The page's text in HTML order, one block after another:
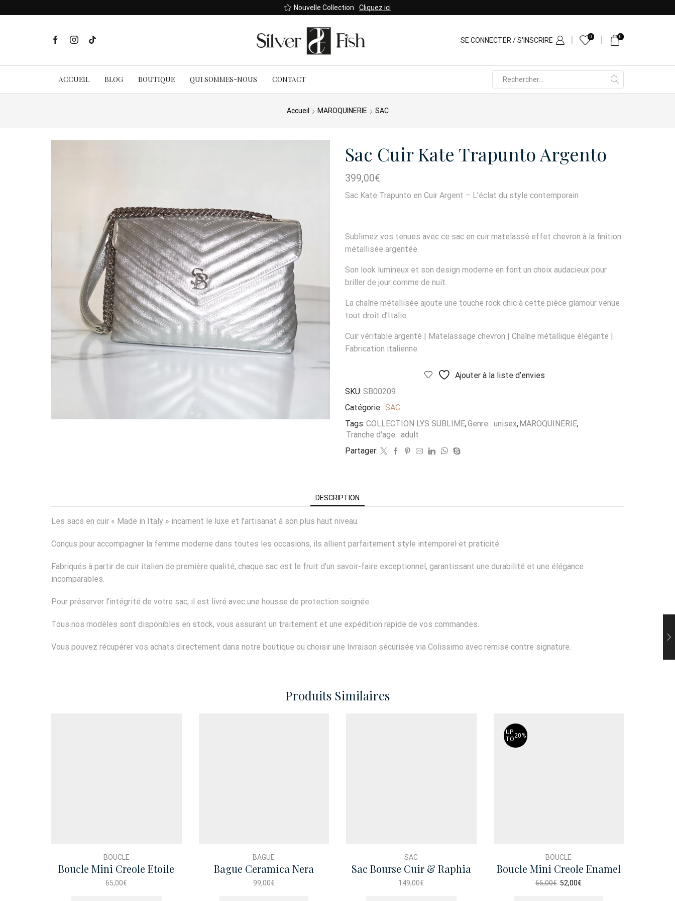
Nouvelle Collection Cliquez ici
SE CONNECTER / S'INSCRIRE 0 0
ACCUEIL BLOG BOUTIQUE QUI SOMMES-NOUS CONTACT
input
Accueil MAROQUINERIE SAC
Sac Cuir Kate Trapunto Argento
399,00€
Sac Kate Trapunto en Cuir Argent – L’éclat du style contemporain
Sublimez vos tenues avec ce sac en cuir matelassé effet chevron à la finition
métallisée argentée.
Son look lumineux et son design moderne en font un choix audacieux pour
briller de jour comme de nuit.
La chaîne métallisée ajoute une touche rock chic à cette pièce glamour venue
tout droit d’Italie.
Cuir véritable argenté | Matelassage chevron | Chaîne métallique élégante |
Fabrication italienne
Ajouter à la liste d’envies
SKU: SB00209
Catégorie: SAC
Tags: COLLECTION LYS SUBLIME,Genre : unisex, MAROQUINERIE,
Tranche d'age : adult
Partager:
DESCRIPTION
Les sacs en cuir « Made in Italy » incarnent le luxe et l’artisanat à son plus haut niveau.
Conçus pour accompagner la femme moderne dans toutes les occasions, ils allient parfaitement style intemporel et praticité.
Fabriqués à partir de cuir italien de première qualité, chaque sac est le fruit d’un savoir-faire exceptionnel, garantissant une durabilité et une élégance
incomparables.
Pour préserver l’intégrité de votre sac, il est livré avec une housse de protection soignée.
Tous nos modèles sont disponibles en stock, vous assurant un traitement et une expédition rapide de vos commandes.
Vous pouvez récupérer vos achats directement dans notre boutique ou choisir une livraison sécurisée via Colissimo avec remise contre signature.
Produits Similaires
BOUCLE
Boucle Mini Creole Etoile
Dore
65,00€
BAGUE
Bague Ceramica Nera
Solitario
99,00€
SAC
Sac Bourse Cuir & Raphia
Taormina Orange
149,00€
UP
TO20%
BOUCLE
Boucle Mini Creole Enamel
Etoile
65,00€ Le
52,00€Le